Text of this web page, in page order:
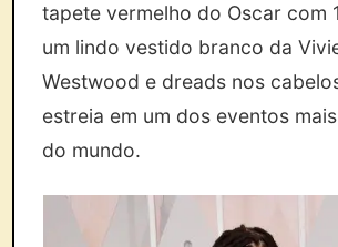
tapete vermelho do Oscar com
um lindo vestido branco da
Westwood e dreads nos
estreia em um dos eventos
do mundo.